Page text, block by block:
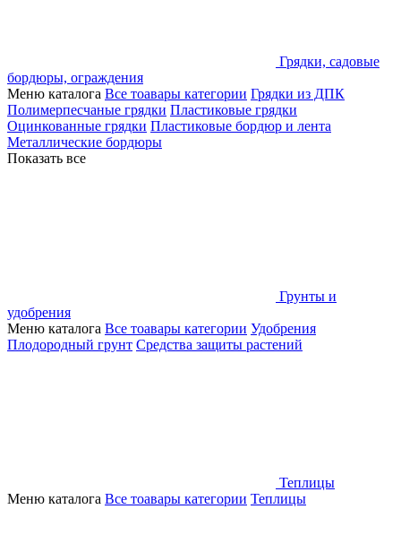
Грядки, садовые
бордюры, ограждения
Меню каталога Все тоавары категории Грядки из ДПК
Полимерпесчаные грядки Пластиковые грядки
Оцинкованные грядки Пластиковые бордюр и лента
Металлические бордюры
Показать все
Грунты и
удобрения
Меню каталога Все тоавары категории Удобрения
Плодородный грунт Средства защиты растений
Теплицы
Меню каталога Все тоавары категории Теплицы